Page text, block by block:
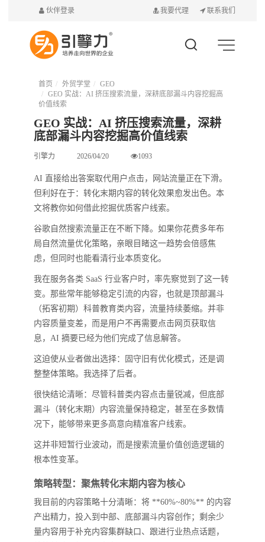
伙伴登录 我要代理 联系我们
首页 外贸学堂
GEO
GEO 实战：AI 挤压搜索流量，深耕底部漏斗内容挖掘高
价值线索
GEO 实战：AI 挤压搜索流量，深耕
底部漏斗内容挖掘高价值线索
引擎力 2026/04/20 1093
AI 直接给出答案取代用户点击，网站流量正在下滑。
但利好在于：转化末期内容的转化效果愈发出色。本
文将教你如何借此挖掘优质客户线索。
谷歌自然搜索流量正在不断下降。如果你花费多年布
局自然流量优化策略，亲眼目睹这一趋势会倍感焦
虑，但同时也能看清行业本质变化。
我在服务各类 SaaS 行业客户时，率先察觉到了这一转
变。那些常年能够稳定引流的内容，也就是顶部漏斗
（拓客初期）科普教育类内容，流量持续萎缩。并非
内容质量变差，而是用户不再需要点击网页获取信
息，AI 摘要已经为他们完成了信息解答。
这迫使从业者做出选择：固守旧有优化模式，还是调
整整体策略。我选择了后者。
很快结论清晰：尽管科普类内容点击量锐减，但底部
漏斗（转化末期）内容流量保持稳定，甚至在多数情
况下，能够带来更多高意向精准客户线索。
这并非短暂行业波动，而是搜索流量价值创造逻辑的
根本性变革。
策略转型：聚焦转化末期内容为核心
我目前的内容策略十分清晰：将 **60%~80%** 的内容
产出精力，投入到中部、底部漏斗内容创作；剩余少
量内容用于补充内容集群缺口、跟进行业热点话题，